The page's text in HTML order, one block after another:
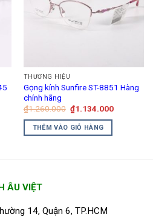
THƯƠNG HIỆU
Gọng kính Sunfire ST-8851 Hàng
chính hãng
₫1.260.000 Giá
gốc
là:
₫1.260.000.
₫1.134.000Giá
THÊM VÀO GIỎ HÀNG
ÂU VIỆT
14, Quận 6, TP.HCM